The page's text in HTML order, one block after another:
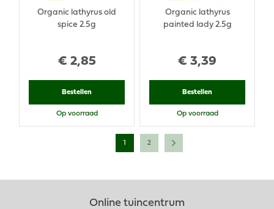
€ 2,85
Organic lathyrus old
spice 2.5g
Bestellen
Op voorraad
€ 3,39
Organic lathyrus
painted lady 2.5g
Bestellen
Op voorraad
2
Online tuincentrum